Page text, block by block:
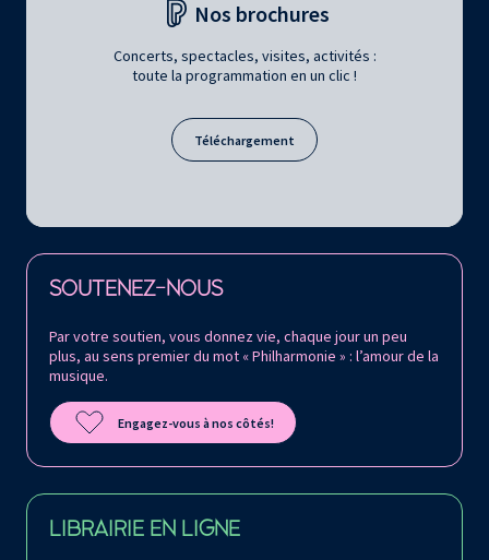
Nos brochures
Concerts, spectacles, visites, activités :
toute la programmation en un clic !
Téléchargement
SOUTENEZ-NOUS
Par votre soutien, vous donnez vie, chaque jour un peu
plus, au sens premier du mot « Philharmonie » : l’amour de la
musique.
Engagez-vous à nos côtés!
LIBRAIRIE EN LIGNE
Retrouvez la Philharmonie de Paris sur